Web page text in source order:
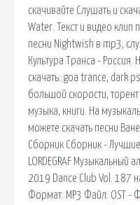
скачивайте Слушать и
Water. Текст и видео клип
песни Nightwish в mp3,
Культура Транса -
скачать: goa trance, dark
большой скорости,
музыка, книги. На
можете скачать песни
Сборник Сборник -
LORDEGRAF Музыкальный
2019 Dance Club Vol. 187
Формат: MP3 Файл: OST -